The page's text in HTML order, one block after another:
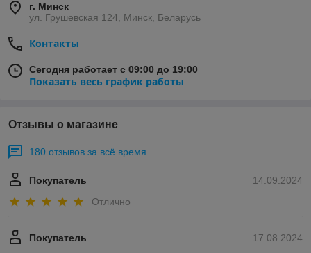
г. Минск
ул. Грушевская 124, Минск, Беларусь
Контакты
Сегодня работает с 09:00 до 19:00
Показать весь график работы
Отзывы о магазине
180 отзывов за всё время
14.09.2024
Покупатель
Отлично
17.08.2024
Покупатель